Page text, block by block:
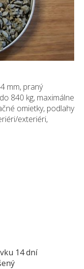
mm, praný
840 kg, maximálne
omietky, podlahy
exteriéri,
14 dní